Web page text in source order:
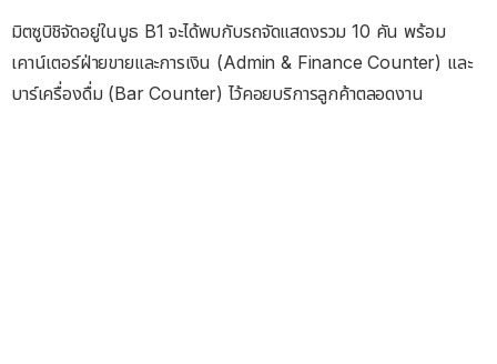
มิตซูบิชิจัดอยู่ในบูธ B1 จะได้พบกับรถจัดแสดงรวม 10 คัน พร้อม
เคาน์เตอร์ฝ่ายขายและการเงิน (Admin & Finance Counter) และ
บาร์เครื่องดื่ม (Bar Counter) ไว้คอยบริการลูกค้าตลอดงาน